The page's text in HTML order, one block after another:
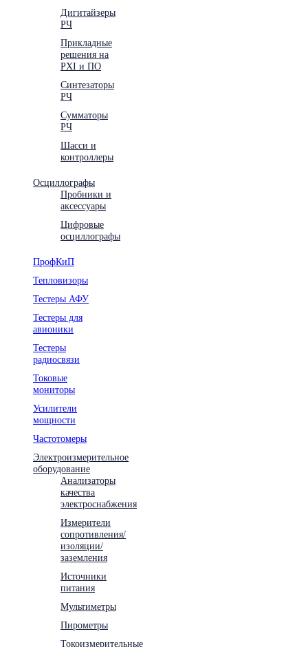
Дигитайзеры
РЧ
Прикладные
решения на
PXI и ПО
Синтезаторы
РЧ
Сумматоры
РЧ
Шасси и
контроллеры
Осциллографы
Пробники и
аксессуары
Цифровые
осциллографы
ПрофКиП
Тепловизоры
Тестеры АФУ
Тестеры для
авионики
Тестеры
радиосвязи
Токовые
мониторы
Усилители
мощности
Частотомеры
Электроизмерительное
оборудование
Анализаторы
качества
электроснабжения
Измерители
сопротивления/
изоляции/
заземления
Источники
питания
Мультиметры
Пирометры
Токоизмерительные